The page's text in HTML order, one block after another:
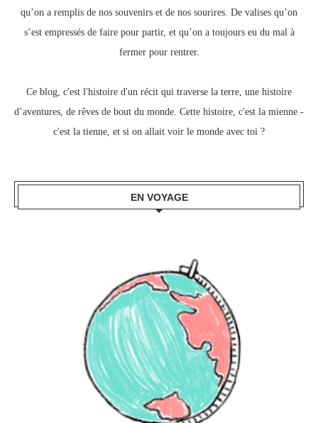
qu’on a remplis de nos souvenirs et de nos sourires. De valises qu’on
s’est empressés de faire pour partir, et qu’on a toujours eu du mal à
fermer pour rentrer.
Ce blog, c'est l'histoire d'un récit qui traverse la terre, une histoire
d’aventures, de rêves de bout du monde. Cette histoire, c'est la mienne -
c'est la tienne, et si on allait voir le monde avec toi ?
EN VOYAGE